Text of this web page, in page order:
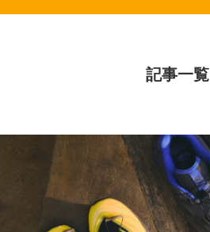
記事一覧